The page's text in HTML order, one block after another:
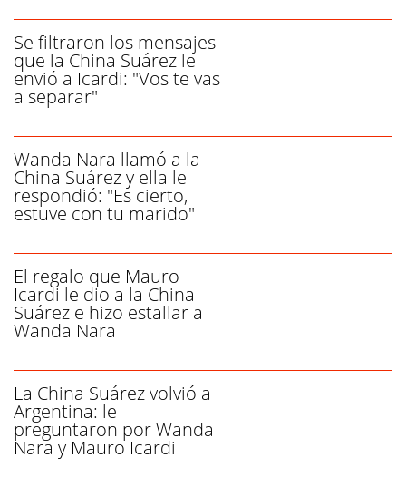
Se filtraron los mensajes
que la China Suárez le
envió a Icardi: "Vos te vas
a separar"
Wanda Nara llamó a la
China Suárez y ella le
respondió: "Es cierto,
estuve con tu marido"
El regalo que Mauro
Icardi le dio a la China
Suárez e hizo estallar a
Wanda Nara
La China Suárez volvió a
Argentina: le
preguntaron por Wanda
Nara y Mauro Icardi